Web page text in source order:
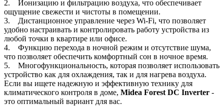
2. Ионизацию и фильтрацию воздуха, что обеспечивает
ощущение свежести и чистоты в помещении.
3. Дистанционное управление через Wi-Fi, что позволяет
удобно настраивать и контролировать работу устройства из
любой точки в квартире или офисе.
4. Функцию перехода в ночной режим и отсутствие шума,
что позволяет обеспечить комфортный сон в ночное время.
5. Многофункциональность, которая позволяет использовать
устройство как для охлаждения, так и для нагрева воздуха.
Если вы ищете надежную и эффективную технику для
климатического контроля в доме, Midea Forest DC Inverter -
это оптимальный вариант для вас.